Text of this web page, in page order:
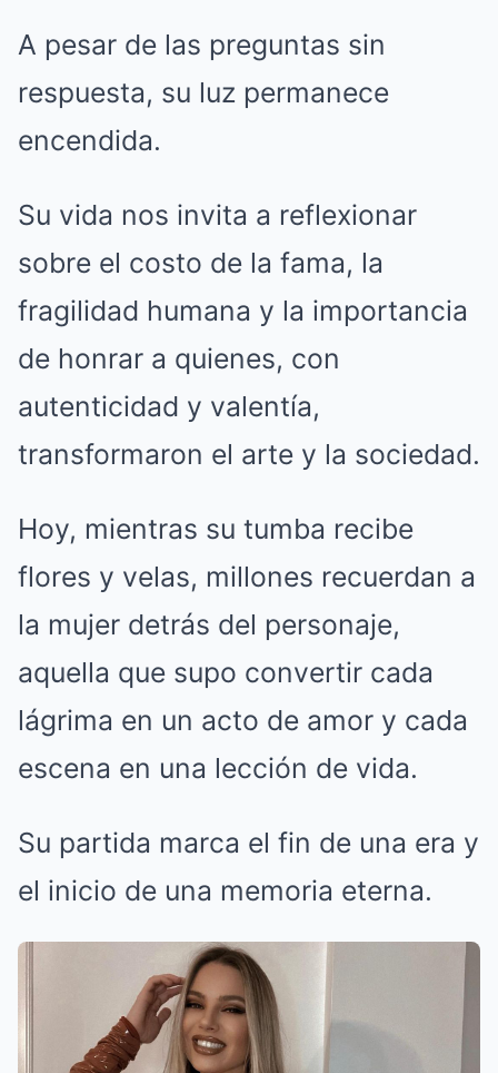
A pesar de las preguntas sin
respuesta, su luz permanece
encendida.
Su vida nos invita a reflexionar
sobre el costo de la fama, la
fragilidad humana y la importancia
de honrar a quienes, con
autenticidad y valentía,
transformaron el arte y la sociedad.
Hoy, mientras su tumba recibe
flores y velas, millones recuerdan a
la mujer detrás del personaje,
aquella que supo convertir cada
lágrima en un acto de amor y cada
escena en una lección de vida.
Su partida marca el fin de una era y
el inicio de una memoria eterna.